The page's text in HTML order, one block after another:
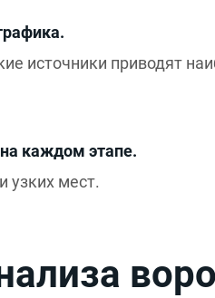
источники приводят
каждом этапе.
узких мест.